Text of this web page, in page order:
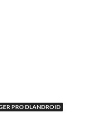
PRO DLANDROID